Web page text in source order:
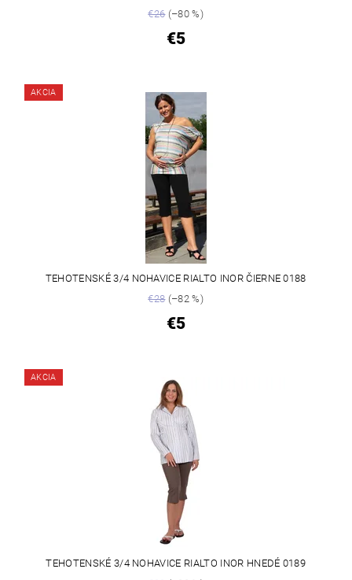
€26(–80 %)
€5
AKCIA
TEHOTENSKÉ 3/4 NOHAVICE RIALTO INOR ČIERNE 0188
€28(–82 %)
€5
AKCIA
TEHOTENSKÉ 3/4 NOHAVICE RIALTO INOR HNEDÉ 0189